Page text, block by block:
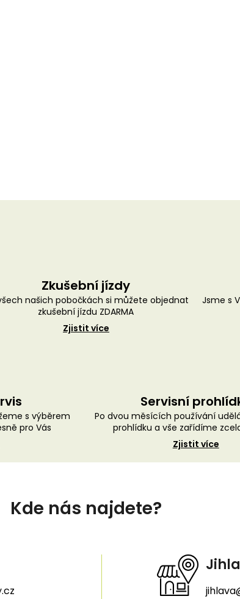
Zkušební jízdy
našich pobočkách si můžete objednat
zkušební jízdu ZDARMA
Zjistit více
Jsme s
s výběrem
pro Vás
Servisní
Po dvou měsících používání
prohlídku a vše zařídíme
Zjistit více
Kde nás najdete?